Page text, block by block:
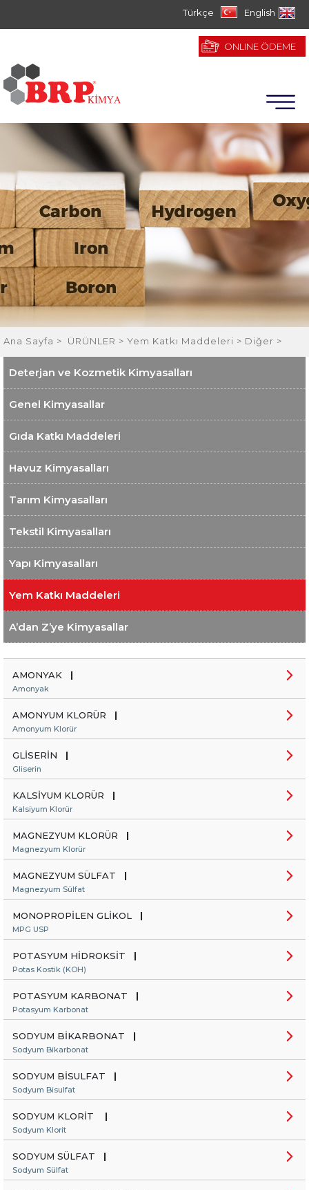
Türkçe English
ONLINE ÖDEME
Ana Sayfa > ÜRÜNLER > Yem Katkı Maddeleri > Diğer >
Deterjan ve Kozmetik Kimyasalları
Genel Kimyasallar
Gıda Katkı Maddeleri
Havuz Kimyasalları
Tarım Kimyasalları
Tekstil Kimyasalları
Yapı Kimyasalları
Yem Katkı Maddeleri
A’dan Z’ye Kimyasallar
AMONYAK |
Amonyak
AMONYUM KLORÜR |
Amonyum Klorür
GLİSERİN |
Gliserin
KALSİYUM KLORÜR |
Kalsiyum Klorür
MAGNEZYUM KLORÜR |
Magnezyum Klorür
MAGNEZYUM SÜLFAT |
Magnezyum Sülfat
MONOPROPİLEN GLİKOL |
MPG USP
POTASYUM HİDROKSİT |
Potas Kostik (KOH)
POTASYUM KARBONAT |
Potasyum Karbonat
SODYUM BİKARBONAT |
Sodyum Bikarbonat
SODYUM BİSULFAT |
Sodyum Bisulfat
SODYUM KLORİT |
Sodyum Klorit
SODYUM SÜLFAT |
Sodyum Sülfat